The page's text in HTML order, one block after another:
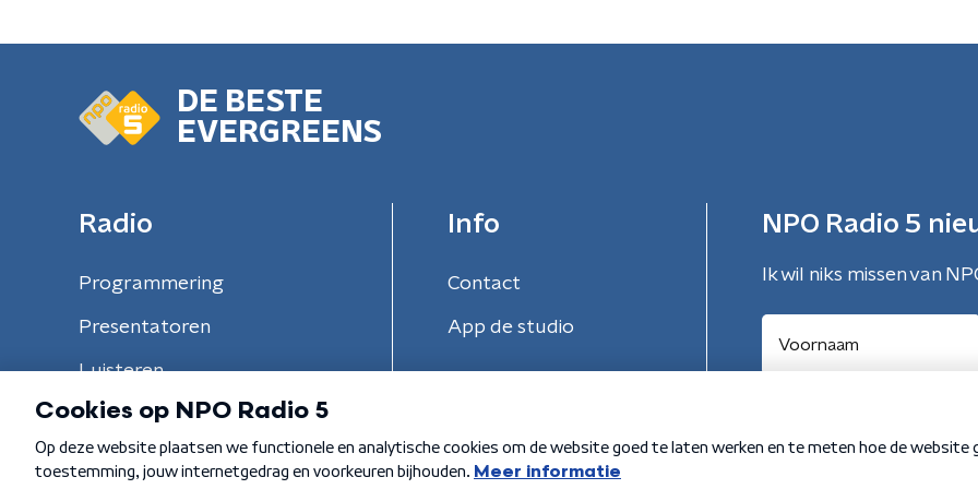
DE BESTE
EVERGREENS
Radio
Programmering
Presentatoren
Luisteren
Info
Contact
App de studio
NPO Radio 5
Ik wil niks missen van
Algemene voorwaarden Privacybeleid